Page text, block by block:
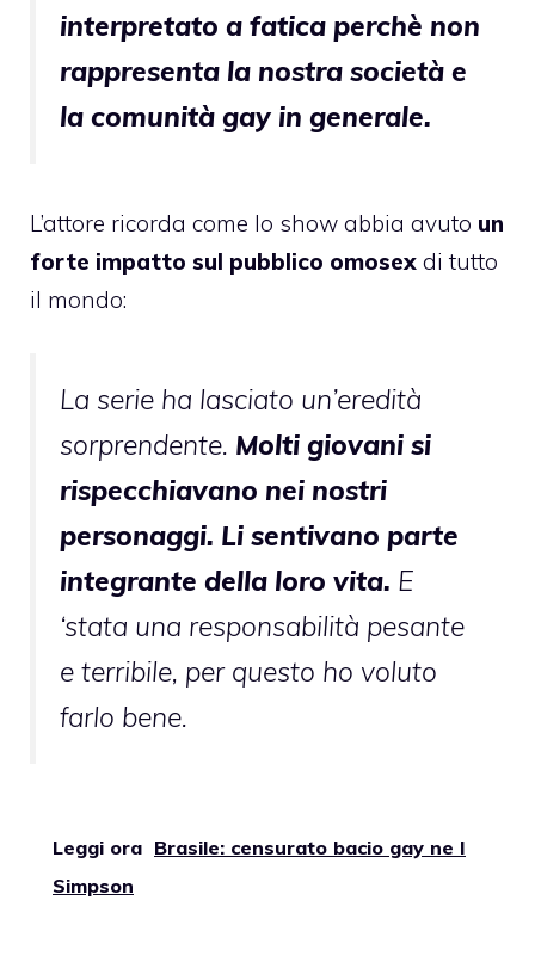
interpretato a fatica perchè non
rappresenta la nostra società e
la comunità gay in generale.
L’attore ricorda come lo show abbia avuto un
forte impatto sul pubblico omosex di tutto
il mondo:
La serie ha lasciato un’eredità
sorprendente. Molti giovani si
rispecchiavano nei nostri
personaggi. Li sentivano parte
integrante della loro vita. E
‘stata una responsabilità pesante
e terribile, per questo ho voluto
farlo bene.
Leggi ora Brasile: censurato bacio gay ne I
Simpson